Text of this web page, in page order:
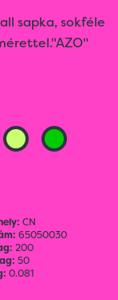
sapka, sokféle
CN
65050030
200
50
0.081